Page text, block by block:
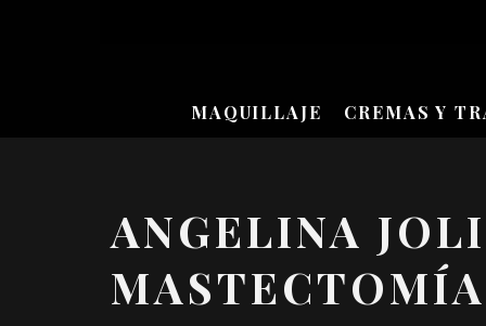
MAQUILLAJE CREMAS Y
ANGELINA